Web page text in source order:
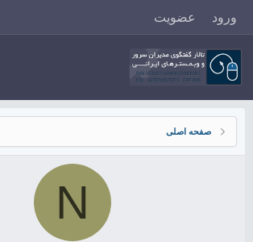
ورود عضویت
صفحه اصلی
N